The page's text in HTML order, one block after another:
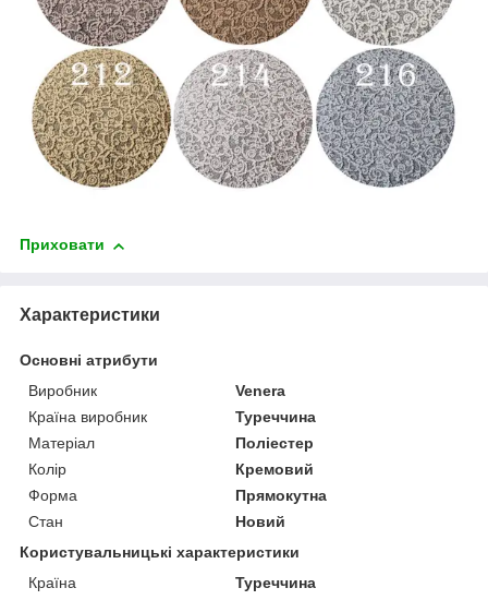
Приховати
Характеристики
Основні атрибути
Виробник
Venera
Країна виробник
Туреччина
Матеріал
Поліестер
Колір
Кремовий
Форма
Прямокутна
Стан
Новий
Користувальницькі характеристики
Країна
Туреччина